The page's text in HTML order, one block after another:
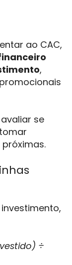
ao CAC,
,
se
÷